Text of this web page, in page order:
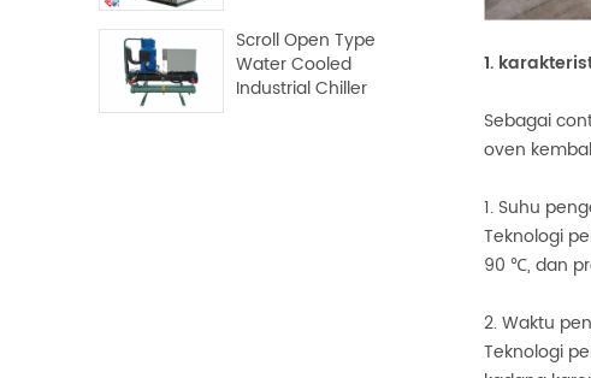
1.
Sebagai
oven
1. Suhu
Teknologi
90 ℃, dan
2. Waktu
Teknologi
Scroll Open Type
Water Cooled
Industrial Chiller